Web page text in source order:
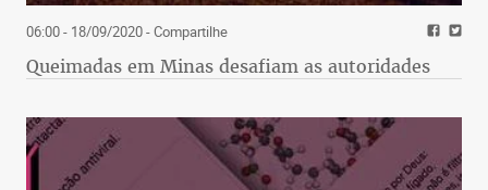
06:00 - 18/09/2020- Compartilhe
Queimadas em Minas desafiam as autoridades